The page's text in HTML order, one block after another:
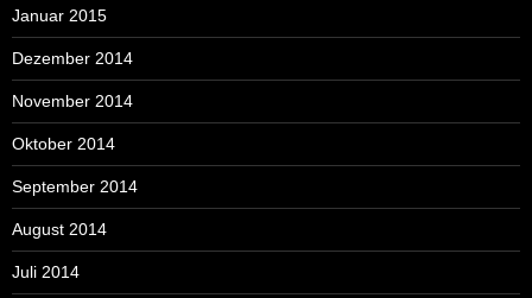
Januar 2015
Dezember 2014
November 2014
Oktober 2014
September 2014
August 2014
Juli 2014